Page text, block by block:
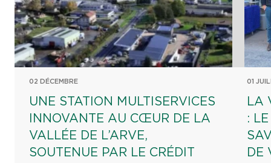
02 DÉCEMBRE
UNE STATION MULTISERVICES
INNOVANTE AU CŒUR DE LA
VALLÉE DE L’ARVE,
SOUTENUE PAR LE CRÉDIT
01
LA
:
DE